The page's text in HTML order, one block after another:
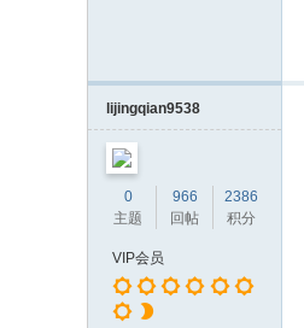
lijingqian9538
0
主题
966
回帖
2386
积分
VIP会员